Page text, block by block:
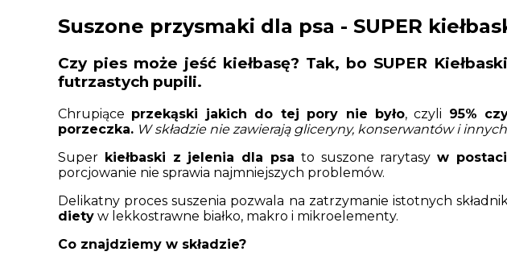
Suszone przysmaki dla psa - SUPER
Czy pies może jeść kiełbasę? Tak, bo SUPER
futrzastych pupili.
Chrupiące przekąski jakich do tej pory nie było, czyli 95%
porzeczka. W składzie nie zawierają gliceryny, konserwantów i
Super kiełbaski z jelenia dla psa to suszone rarytasyw postaci
porcjowanie nie sprawia najmniejszych problemów.
Delikatny proces suszenia pozwala na zatrzymanie istotnych
diety w lekkostrawne białko, makro i mikroelementy.
Co znajdziemy w składzie?